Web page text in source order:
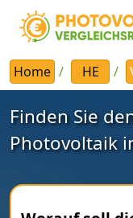
Home HE
Finden Sie
Photovoltaik